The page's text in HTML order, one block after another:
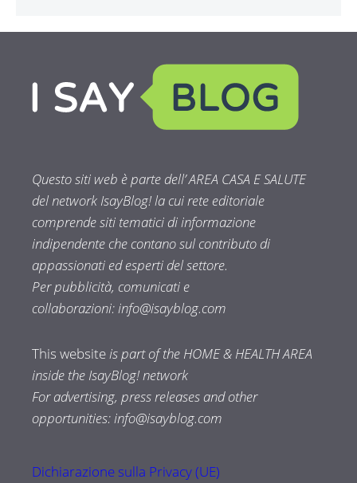
Questo siti web è parte dell’ AREA CASA E SALUTE
del network IsayBlog! la cui rete editoriale
comprende siti tematici di informazione
indipendente che contano sul contributo di
appassionati ed esperti del settore.
Per pubblicità, comunicati e
collaborazioni:info@isayblog.com
This websiteis part of the HOME & HEALTH AREA
inside the IsayBlog! network
For advertising, press releases and other
opportunities:info@isayblog.com
Dichiarazione sulla Privacy (UE)